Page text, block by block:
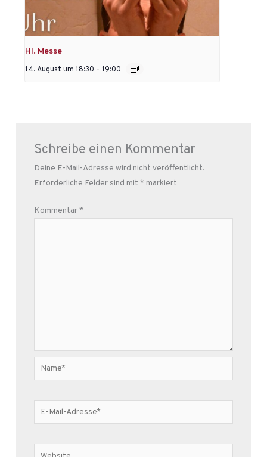
Hl. Messe
14. August um 18:30 - 19:00
Schreibe einen Kommentar
Deine E-Mail-Adresse wird nicht veröffentlicht.
Erforderliche Felder sind mit * markiert
Kommentar*
Name*
E-
Mail-
Website